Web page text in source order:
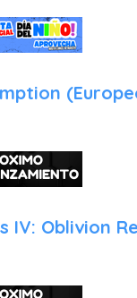
de Cámara
más
permitiendo
de objetos y el
IV: Oblivion